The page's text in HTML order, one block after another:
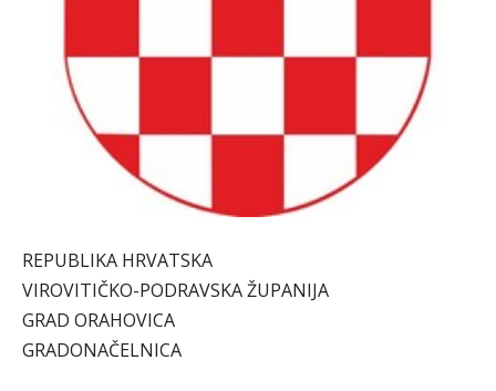
REPUBLIKA HRVATSKA
VIROVITIČKO-PODRAVSKA ŽUPANIJA
GRAD ORAHOVICA
GRADONAČELNICA